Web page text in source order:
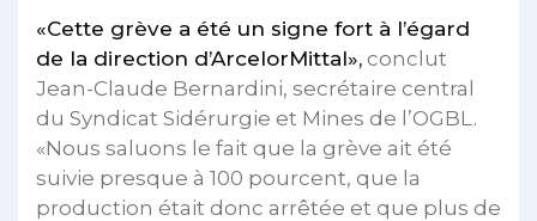
«Cette grève a été un signe fort à l’égard
de la direction d’ArcelorMittal», conclut
Jean-Claude Bernardini, secrétaire central
du Syndicat Sidérurgie et Mines de l’OGBL.
«Nous saluons le fait que la grève ait été
suivie presque à 100 pourcent, que la
production était donc arrêtée et que plus de